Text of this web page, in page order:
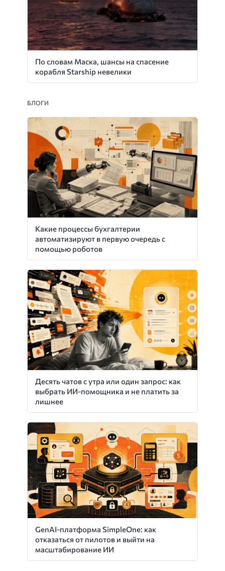
По словам Маска, шансы на спасение
корабля Starship невелики
БЛОГИ
Какие процессы бухгалтерии
автоматизируют в первую очередь с
помощью роботов
Десять чатов с утра или один запрос: как
выбрать ИИ-помощника и не платить за
лишнее
GenAI-платформа SimpleOne: как
отказаться от пилотов и выйти на
масштабирование ИИ